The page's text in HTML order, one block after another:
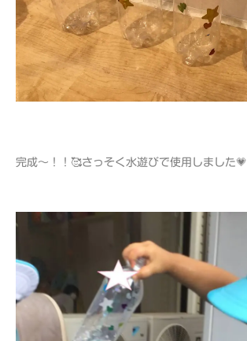
完成～！！🥰さっそく水遊びで使用しました💗